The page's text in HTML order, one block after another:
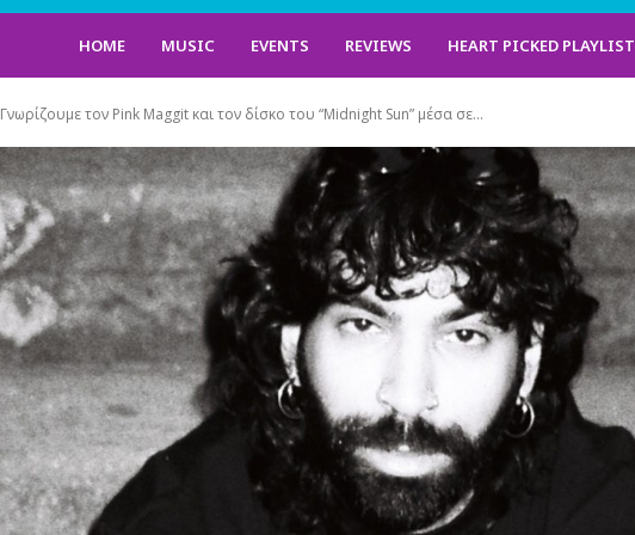
HOME MUSIC EVENTS REVIEWS HEART PICKED
Γνωρίζουμε τον Pink Maggit και τον δίσκο του “Midnight Sun” μέσα σε...